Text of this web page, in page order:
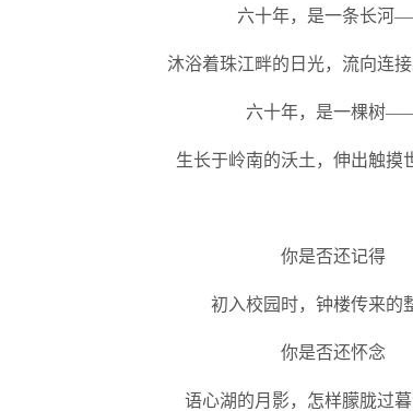
六十年，是一条长河
沐浴着珠江畔的日光，流向连
六十年，是一棵树
生长于岭南的沃土，伸出触摸
你是否还记得
初入校园时，钟楼传来的
你是否还怀念
语心湖的月影，怎样朦胧过